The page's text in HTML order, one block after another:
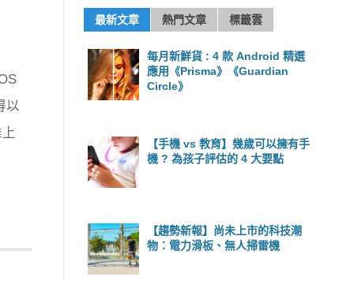
以
最新文章 熱門文章 標籤雲
每月新鮮貨 : 4 款 Android 精選
應用《Prisma》《Guardian
Circle》
【手機 vs 教育】幾歲可以擁有手
機 ? 為孩子評估的 4 大要點
【趨勢新報】尚未上市的科技潮
物：電力滑板、無人掃雷機